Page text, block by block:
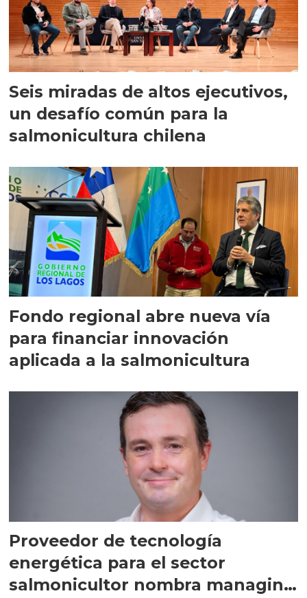
Seis miradas de altos ejecutivos,
un desafío común para la
salmonicultura chilena
Fondo regional abre nueva vía
para financiar innovación
aplicada a la salmonicultura
Proveedor de tecnología
energética para el sector
salmonicultor nombra managing